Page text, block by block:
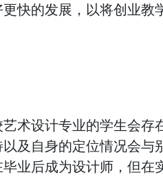
快的发展，以将创业教
术设计专业的学生会存
及自身的定位情况会与
业后成为设计师，但在